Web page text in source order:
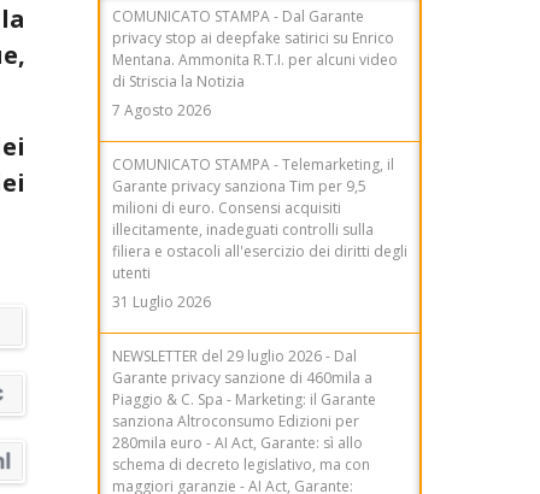
COMUNICATO STAMPA - Telemarketing, il
Garante privacy sanziona Tim per 9,5
milioni di euro. Consensi acquisiti
illecitamente, inadeguati controlli sulla
filiera e ostacoli all'esercizio dei diritti degli
utenti
NEWSLETTER del 29 luglio 2026 - Dal
Garante privacy sanzione di 460mila a
Piaggio & C. Spa - Marketing: il Garante
sanziona Altroconsumo Edizioni per
280mila euro - AI Act, Garante: sì allo
schema di decreto legislativo, ma con
maggiori garanzie - AI Act, Garante:
rafforzare le tutele per i dati biometrici -
Data breach, il Garante sanziona la Città
Metropolitana di Sassari
29 Luglio 2026